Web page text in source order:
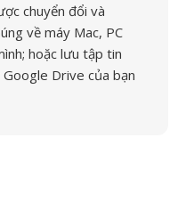
chuyển đổi và
về máy Mac, PC
hoặc lưu tập tin
Drive của bạn